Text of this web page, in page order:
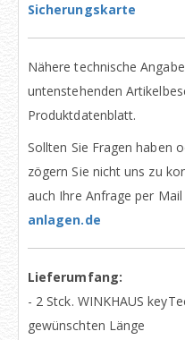
Sicherungskarte
Nähere technische
untenstehenden
Produktdatenblatt.
Sollten Sie Fragen haben
zögern Sie nicht uns zu
auch Ihre Anfrage per Mail
anlagen.de
Lieferumfang:
- 2 Stck. WINKHAUS
gewünschten Länge